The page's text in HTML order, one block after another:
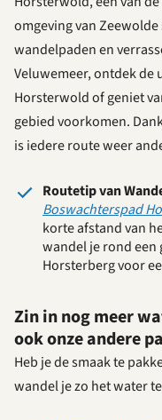
omgeving van
wandelpaden en
Veluwemeer, ontdek de
Horsterwold of geniet
gebied voorkomen.
is iedere route weer
Routetip van
Boswachterspad
korte afstand van
wandel je rond een
Horsterberg voor
Zin in nog meer
ook onze andere
Heb je de smaak te
wandel je zo het water